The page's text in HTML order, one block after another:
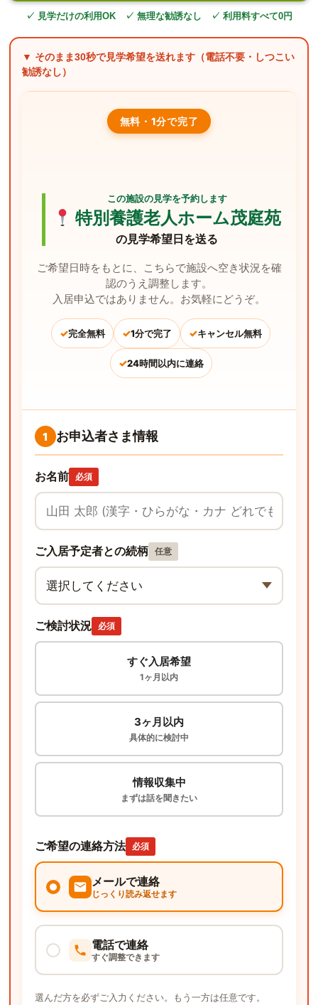
✓ 見学だけの利用OK ✓ 無理な勧誘なし ✓ 利用料すべて0円
▼ そのまま30秒で見学希望を送れます（電話不要・しつこい
勧誘なし）
無料・1分で完了
この施設の見学を予約します
特別養護老人ホーム茂庭苑
の見学希望日を送る
ご希望日時をもとに、こちらで施設へ空き状況を確
認のうえ調整します。
入居申込ではありません。お気軽にどうぞ。
✓完全無料 ✓1分で完了 ✓キャンセル無料
✓24時間以内に連絡
1 お申込者さま情報
お名前 必須
ご入居予定者との続柄 任意
ご検討状況 必須
すぐ入居希望
1ヶ月以内
3ヶ月以内
具体的に検討中
情報収集中
まずは話を聞きたい
ご希望の連絡方法 必須
メールで連絡
じっくり読み返せます
電話で連絡
すぐ調整できます
選んだ方を必ずご入力ください。もう一方は任意です。